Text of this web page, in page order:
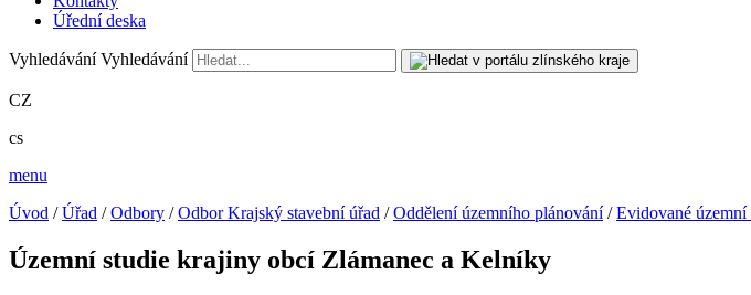
Úřední deska
Vyhledávání Vyhledávání
CZ
cs
menu
Úvod /Úřad /Odbory /Odbor Krajský stavební úřad /Oddělení územního plánování/Evidované územní
Územní studie krajiny obcí Zlámanec a Kelníky